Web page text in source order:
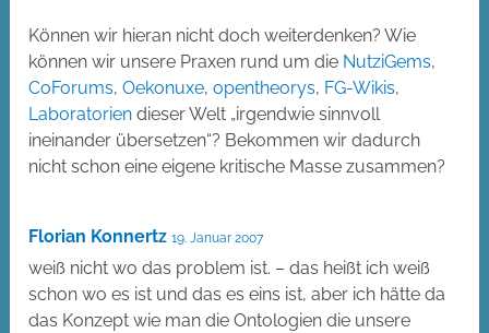
Können wir hieran nicht doch weiterdenken? Wie
können wir unsere Praxen rund um die NutziGems,
CoForums,Oekonuxe,opentheorys, FG-Wikis,
Laboratorien dieser Welt „irgendwie sinnvoll
ineinander übersetzen“? Bekommen wir dadurch
nicht schon eine eigene kritische Masse zusammen?
Florian Konnertz 19. Januar 2007
weiß nicht wo das problem ist. – das heißt ich weiß
schon wo es ist und das es eins ist, aber ich hätte da
das Konzept wie man die Ontologien die unsere